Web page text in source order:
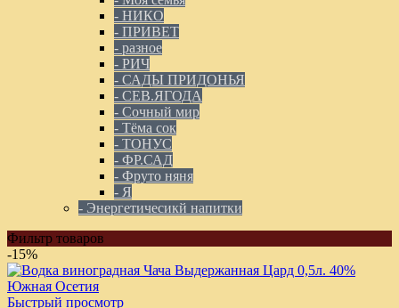
- НИКО
- ПРИВЕТ
- разное
- РИЧ
- САДЫ ПРИДОНЬЯ
- СЕВ.ЯГОДА
- Сочный мир
- Тёма сок
- ТОНУС
- ФР.САД
- Фруто няня
- Я
- Энергетичесикй напитки
Фильтр товаров
-15%
Быстрый просмотр